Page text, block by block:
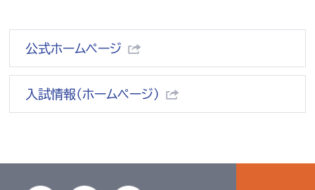
公式ホームページ
入試情報（ホームページ）